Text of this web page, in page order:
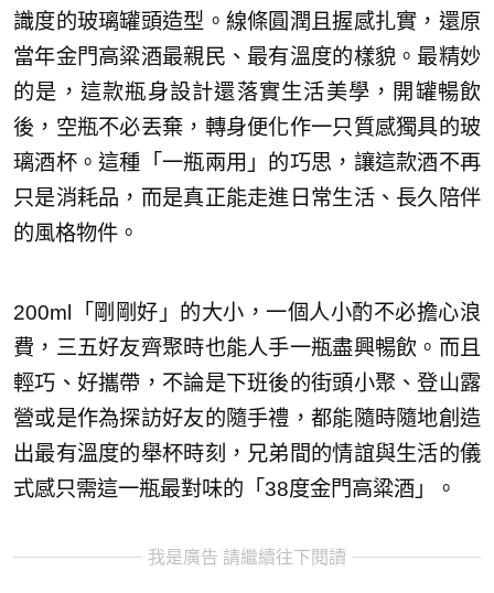
識度的玻璃罐頭造型。線條圓潤且握感扎實，還原
當年金門高粱酒最親民、最有溫度的樣貌。最精妙
的是，這款瓶身設計還落實生活美學，開罐暢飲
後，空瓶不必丟棄，轉身便化作一只質感獨具的玻
璃酒杯。這種「一瓶兩用」的巧思，讓這款酒不再
只是消耗品，而是真正能走進日常生活、長久陪伴
的風格物件。
200ml「剛剛好」的大小，一個人小酌不必擔心浪
費，三五好友齊聚時也能人手一瓶盡興暢飲。而且
輕巧、好攜帶，不論是下班後的街頭小聚、登山露
營或是作為探訪好友的隨手禮，都能隨時隨地創造
出最有溫度的舉杯時刻，兄弟間的情誼與生活的儀
式感只需這一瓶最對味的「38度金門高粱酒」。
我是廣告 請繼續往下閱讀